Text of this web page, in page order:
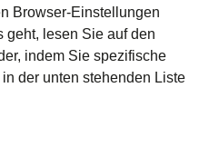
Browser-Einstellungen
geht, lesen Sie auf den
indem Sie spezifische
der unten stehenden Liste